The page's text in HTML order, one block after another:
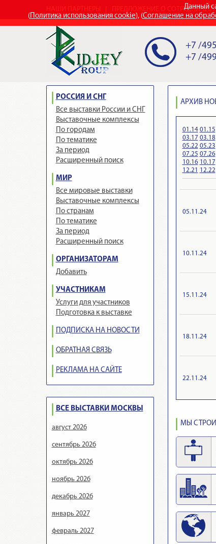
Данный
(Политика использования cookie), (Соглашение на
ПРЕДЛОЖЕНИЕ О
+7 /
+7 /
РОССИЯ И СНГ
Все выставки России и СНГ
Выставочные комплексы
По городам
По тематике
За период
Расширенный поиск
МИР
Все мировые выставки
Выставочные комплексы
По странам
По тематике
За период
Расширенный поиск
ОРГАНИЗАТОРАМ
Добавить
УЧАСТНИКАМ
Услуги для участников
Подготовка к выставке
ПОДПИСКА НА НОВОСТИ
ОБРАТНАЯ СВЯЗЬ
РЕКЛАМА НА САЙТЕ
ВСЕ ВЫСТАВКИ МОСКВЫ
август 2026
сентябрь 2026
октябрь 2026
ноябрь 2026
декабрь 2026
январь 2027
февраль 2027
АРХИВ
01.14 01.15
03.17 03.18
05.22 05.23
07.25 07.26
10.16 10.17
12.21
12.22
05.11.24
10.11.24
15.11.24
18.11.24
22.11.24
МЫ